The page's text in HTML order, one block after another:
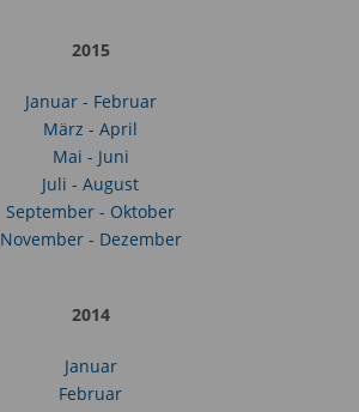
2015
Januar - Februar
März - April
Mai - Juni
Juli - August
September - Oktober
November - Dezember
2014
Januar
Februar